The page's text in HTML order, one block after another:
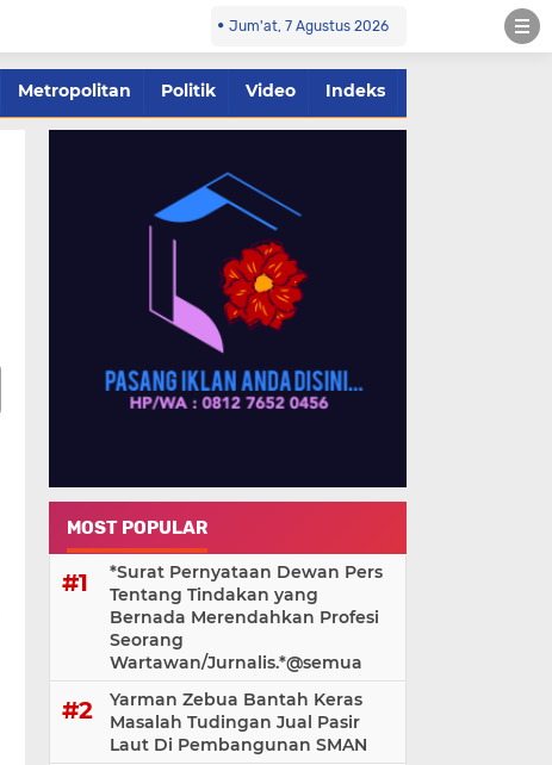
Jum'at, 7 Agustus 2026
Metropolitan Politik Video Indeks
MOST POPULAR
*Surat Pernyataan Dewan Pers
Tentang Tindakan yang
Bernada Merendahkan Profesi
Seorang
Wartawan/Jurnalis.*@⁨semua
Yarman Zebua Bantah Keras
Masalah Tudingan Jual Pasir
Laut Di Pembangunan SMAN